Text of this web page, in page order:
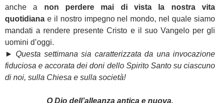
anche a non perdere mai di vista la nostra vita
quotidiana e il nostro impegno nel mondo, nel quale siamo
mandati a rendere presente Cristo e il suo Vangelo per gli
uomini d’oggi.
►Questa settimana sia caratterizzata da una invocazione
fiduciosa e accorata dei doni dello Spirito Santo su ciascuno
di noi, sulla Chiesa e sulla società!
O Dio dell’alleanza antica e nuova,